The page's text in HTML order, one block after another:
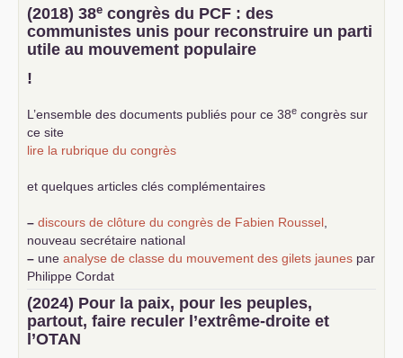
(2018) 38e congrès du PCF : des
communistes unis pour reconstruire un parti
utile au mouvement populaire
!
L’ensemble des documents publiés pour ce 38e congrès sur
ce site
lire la rubrique du congrès
et quelques articles clés complémentaires
– discours de clôture du congrès de Fabien Roussel
nouveau secrétaire national
– une analyse de classe du mouvement des gilets jaunes par
Philippe Cordat
–
un texte de Jean-Claude Delaunay
le marxisme est la
science sociale de notre temps
–un appel proposé aux partis communistes et ouvrier
d’Europe
(2024) Pour la paix, pour les peuples,
partout, faire reculer l’extrême-droite et
l’OTAN